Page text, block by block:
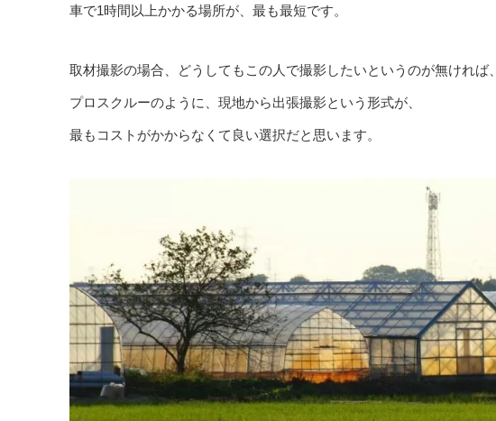
車で1時間以上かかる場所が、最も最短です。
取材撮影の場合、どうしてもこの人で撮影したいというのが無ければ、
プロスクルーのように、現地から出張撮影という形式が、
最もコストがかからなくて良い選択だと思います。